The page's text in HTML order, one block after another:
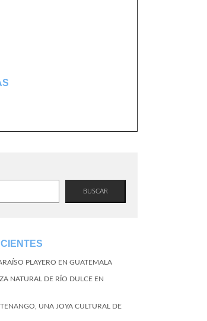
BUSCAR
PLAYERO EN GUATEMALA
NATURAL DE RÍO DULCE EN
UNA JOYA CULTURAL DE